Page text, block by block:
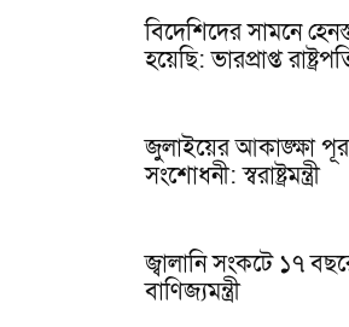
বিদেশিদের সামনে
হয়েছি: ভারপ্রাপ্ত
জুলাইয়ের আকাঙ্ক্ষা
সংশোধনী: স্বরাষ্ট্রমন্ত্রী
জ্বালানি সংকটে ১৭
বাণিজ্যমন্ত্রী